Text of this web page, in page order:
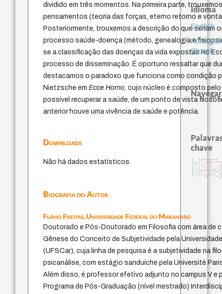
dividido em três momentos. Na primeira parte,
pensamentos (teoria das forças, eterno retorno e
Posteriormente, trouxemos a descrição do que seriam
processo saúde-doença (método, genealogia e
se a classificação das doenças da vida expostas no
processo de disseminação. É oportuno ressaltar que
destacamos o paradoxo que funciona como condição
Nietzsche emEcce Homo,cujo núcleo é composto
possível recuperar a saúde, de um ponto de vista
anterior houve uma vivência de saúde e potência.
Downloads
Não há dados estatísticos.
Biografia do Autor
Flávio Freitas,Universidade Federal do Maranhão
Doutorado e Pós-Doutorado em Filosofia com área de
Gênese do Conceito de Subjetividade pela
(UFSCar), cuja linha de pesquisa é a subjetividade na
psicanálise, com estágio sanduíche pela Université
Além disso, é professor efetivo adjunto no campus V e
Programa de Pós-Graduação (nível mestrado)
Idioma
English
(Brasil)
Navegar
chave
fundamentalismo
jacobi
protágoras
experiência temporalmetafísica do tempo
género idade
intolerância
identidade
filosofia brasileira
j.c.m. neto
palavra literatura (poética)
perdón
leyes
logos
lei
multidimensionalidade desejo
sacrifício
bataille
mind